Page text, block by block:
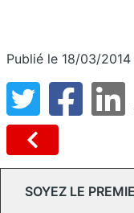
Publié le 18/03/2014
SOYEZ LE